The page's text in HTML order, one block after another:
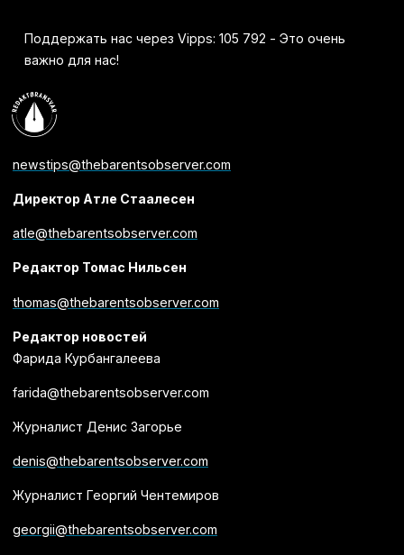
Поддержать нас через Vipps: 105 792 - Это очень
важно для нас!
newstips@thebarentsobserver.com
Директор Атле Стаалесен
atle@thebarentsobserver.com
Редактор Томас Нильсен
thomas@thebarentsobserver.com
Редактор новостей
Фарида Курбангалеева
farida@thebarentsobserver.com
Журналист Денис Загорье
denis@thebarentsobserver.com
Журналист Георгий Чентемиров
georgii@thebarentsobserver.com